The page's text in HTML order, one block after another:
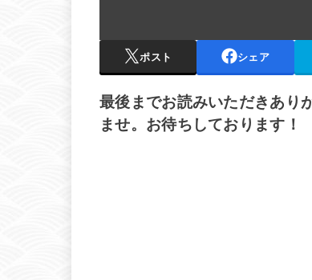
ポスト シェア
最後までお読みいただきあり
ませ。お待ちしております！